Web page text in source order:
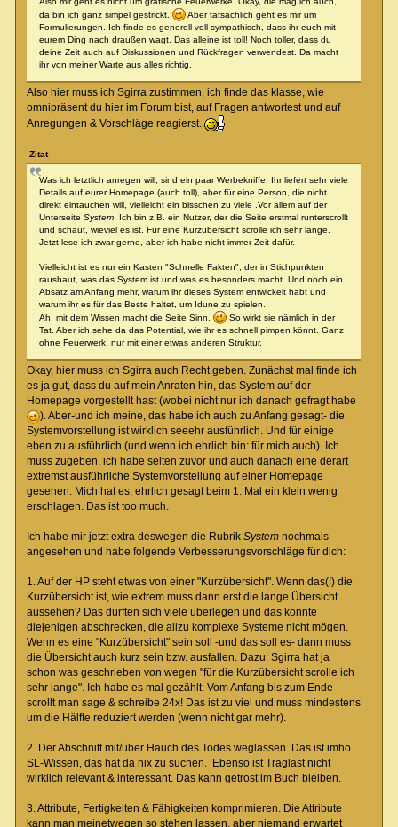
da bin ich ganz simpel gestrickt.
Aber tatsächlich geht es mir um
Formulierungen. Ich finde es generell voll sympathisch, dass ihr euch mit
eurem Ding nach draußen wagt. Das alleine ist toll! Noch toller, dass du
deine Zeit auch auf Diskussionen und Rückfragen verwendest. Da macht
ihr von meiner Warte aus alles richtig.
Also hier muss ich Sgirra zustimmen, ich finde das klasse, wie
omnipräsent du hier im Forum bist, auf Fragen antwortest und auf
Anregungen & Vorschläge reagierst.
Zitat
Was ich letztlich anregen will, sind ein paar Werbekniffe. Ihr liefert sehr viele
Details auf eurer Homepage (auch toll), aber für eine Person, die nicht
direkt eintauchen will, vielleicht ein bisschen zu viele .Vor allem auf der
Unterseite System. Ich bin z.B. ein Nutzer, der die Seite erstmal runterscrollt
und schaut, wieviel es ist. Für eine Kurzübersicht scrolle ich sehr lange.
Jetzt lese ich zwar gerne, aber ich habe nicht immer Zeit dafür.
Vielleicht ist es nur ein Kasten "Schnelle Fakten", der in Stichpunkten
raushaut, was das System ist und was es besonders macht. Und noch ein
Absatz am Anfang mehr, warum ihr dieses System entwickelt habt und
warum ihr es für das Beste haltet, um Idune zu spielen.
Ah, mit dem Wissen macht die Seite Sinn.
So wirkt sie nämlich in der
Tat. Aber ich sehe da das Potential, wie ihr es schnell pimpen könnt. Ganz
ohne Feuerwerk, nur mit einer etwas anderen Struktur.
Okay, hier muss ich Sgirra auch Recht geben. Zunächst mal finde ich
es ja gut, dass du auf mein Anraten hin, das System auf der
Homepage vorgestellt hast (wobei nicht nur ich danach gefragt habe
). Aber-und ich meine, das habe ich auch zu Anfang gesagt- die
Systemvorstellung ist wirklich seeehr ausführlich. Und für einige
eben zu ausführlich (und wenn ich ehrlich bin: für mich auch). Ich
muss zugeben, ich habe selten zuvor und auch danach eine derart
extremst ausführliche Systemvorstellung auf einer Homepage
gesehen. Mich hat es, ehrlich gesagt beim 1. Mal ein klein wenig
erschlagen. Das ist too much.
Ich habe mir jetzt extra deswegen die Rubrik Systemnochmals
angesehen und habe folgende Verbesserungsvorschläge für dich:
1. Auf der HP steht etwas von einer "Kurzübersicht". Wenn das(!) die
Kurzübersicht ist, wie extrem muss dann erst die lange Übersicht
aussehen? Das dürften sich viele überlegen und das könnte
diejenigen abschrecken, die allzu komplexe Systeme nicht mögen.
Wenn es eine "Kurzübersicht" sein soll -und das soll es- dann muss
die Übersicht auch kurz sein bzw. ausfallen. Dazu: Sgirra hat ja
schon was geschrieben von wegen "für die Kurzübersicht scrolle ich
sehr lange". Ich habe es mal gezählt: Vom Anfang bis zum Ende
scrollt man sage & schreibe 24x! Das ist zu viel und muss mindestens
um die Hälfte reduziert werden (wenn nicht gar mehr).
2. Der Abschnitt mit/über Hauch des Todes weglassen. Das ist imho
SL-Wissen, das hat da nix zu suchen. Ebenso ist Traglast nicht
wirklich relevant & interessant. Das kann getrost im Buch bleiben.
3. Attribute, Fertigkeiten & Fähigkeiten komprimieren. Die Attribute
kann man meinetwegen so stehen lassen, aber niemand erwartet